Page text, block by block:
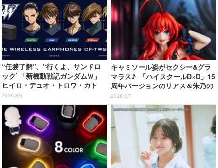
“任務了解”、“行くよ、サンドロ
ック”「新機動戦記ガンダムＷ」
ヒイロ・デュオ・トロワ・カト
ル・五飛の声がする…！ 新規録
り下ろしボイス搭載のワイヤレス
イヤホンが登場
2026.8.6
キャミソール姿がセクシー&グラ
マラス♪ 「ハイスクールD×D」15
周年バージョンのリアス＆朱乃の
フィギュアがリニューアルパッケ
ージで登場！
2026.8.7